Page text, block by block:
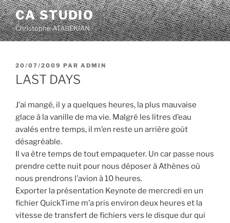
Aller
au
contenu
principal
CA STUDIO
Christophe ATABEKIAN
PUBLIÉ
LE
20/07/2009 PAR ADMIN
LAST DAYS
J’ai mangé, il y a quelques heures, la plus mauvaise
glace à la vanille de ma vie. Malgré les litres d’eau
avalés entre temps, il m’en reste un arrière goût
désagréable.
Il va être temps de tout empaqueter. Un car passe nous
prendre cette nuit pour nous déposer à Athènes où
nous prendrons l’avion à 10 heures.
Exporter la présentation Keynote de mercredi en un
fichier QuickTime m’a pris environ deux heures et la
vitesse de transfert de fichiers vers le disque dur qui